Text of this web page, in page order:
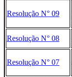
Resolução N° 09
Resolução N° 08
Resolução N° 07